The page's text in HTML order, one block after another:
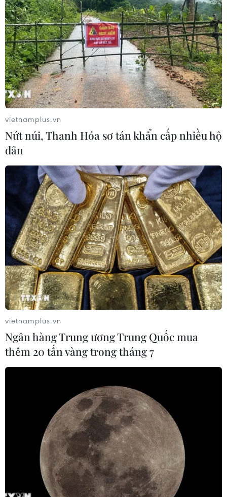
vietnamplus.vn
Nứt núi, Thanh Hóa sơ tán khẩn cấp nhiều hộ
dân
vietnamplus.vn
Ngân hàng Trung ương Trung Quốc mua
thêm 20 tấn vàng trong tháng 7